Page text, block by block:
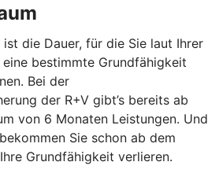
die Dauer, für die Sie laut Ihrer
bestimmte Grundfähigkeit
Bei der
der R+V gibt’s bereits ab
von 6 Monaten Leistungen. Und
Sie schon ab dem
Grundfähigkeit verlieren.